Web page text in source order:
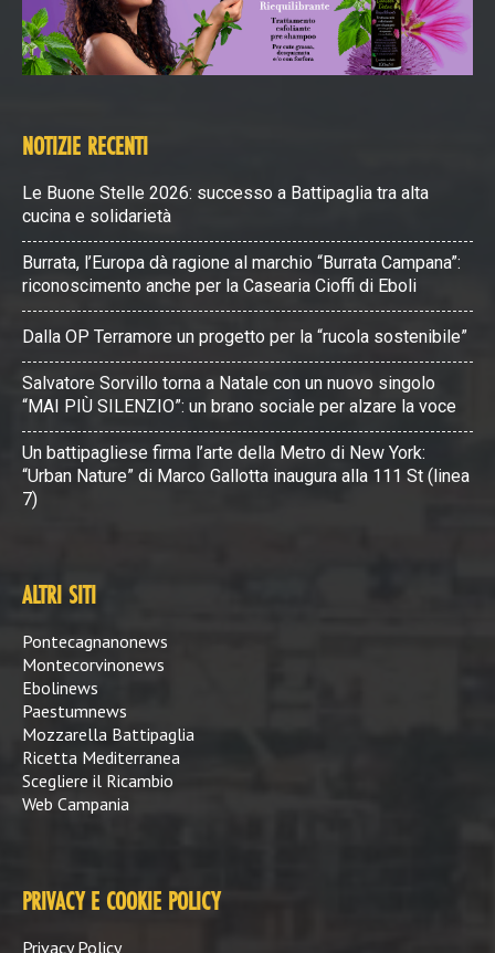
NOTIZIE RECENTI
Le Buone Stelle 2026: successo a Battipaglia tra alta
cucina e solidarietà
Burrata, l’Europa dà ragione al marchio “Burrata Campana”:
riconoscimento anche per la Casearia Cioffi di Eboli
Dalla OP Terramore un progetto per la “rucola sostenibile”
Salvatore Sorvillo torna a Natale con un nuovo singolo
“MAI PIÙ SILENZIO”: un brano sociale per alzare la voce
Un battipagliese firma l’arte della Metro di New York:
“Urban Nature” di Marco Gallotta inaugura alla 111 St (linea
7)
ALTRI SITI
Pontecagnanonews
Montecorvinonews
Ebolinews
Paestumnews
Mozzarella Battipaglia
Ricetta Mediterranea
Scegliere il Ricambio
Web Campania
PRIVACY E COOKIE POLICY
Privacy Policy